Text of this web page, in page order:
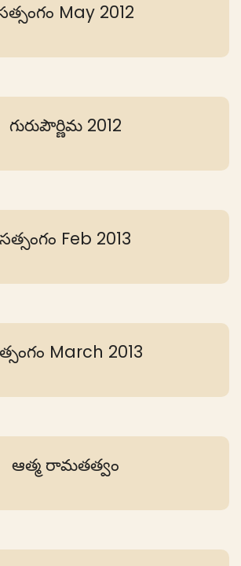
May 2012
గురుపౌర్ణిమ 2012
సత్సంగం Feb 2013
March 2013
ఆత్మ రామతత్వం